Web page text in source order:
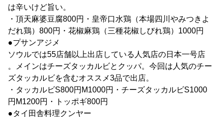
は辛いけど旨い。
・頂天麻婆豆腐800円・皇帝口水鶏（本場四川やみつきよ
だれ鶏）800円・花椒麻鶏（三種花椒しびれ鶏）1000円
●プサンアジメ
ソウルでは55店舗以上出店している人気店の日本一号店
。メインはチーズタッカルビとクッパ。今回は人気のチー
ズタッカルビを含むオススメ3品で出店。
・タッカルビS800円M1000円・チーズタッカルビS1000
円M1200円・トッポギ800円
●タイ田舎料理クンヤー